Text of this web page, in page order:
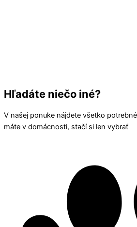
Hľadáte niečo iné?
V našej ponuke nájdete všetko
máte v domácnosti, stačí si len vybrať